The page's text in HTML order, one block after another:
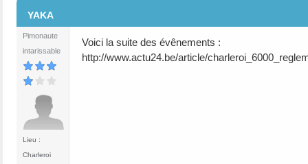
YAKA
Pimonaute
intarissable
Lieu :
Charleroi
Voici la suite des évênements :
http://www.actu24.be/article/